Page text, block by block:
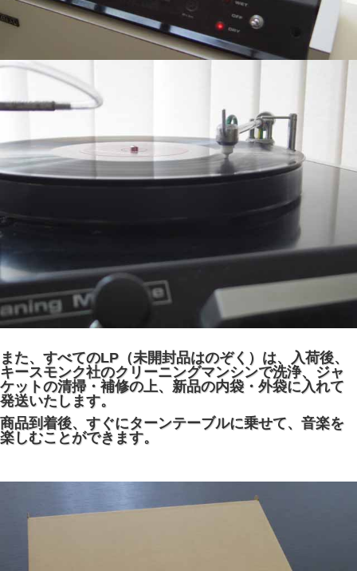
また、すべてのLP（未開封品はのぞく）は、入荷後、
キースモンク社のクリーニングマンシンで洗浄、ジャ
ケットの清掃・補修の上、新品の内袋・外袋に入れて
発送いたします。
商品到着後、すぐにターンテーブルに乗せて、音楽を
楽しむことができます。